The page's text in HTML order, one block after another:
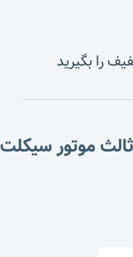
را بگیرید
ثالث موتور سیکلت